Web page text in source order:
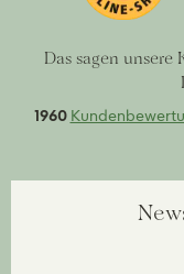
Das sagen
1960